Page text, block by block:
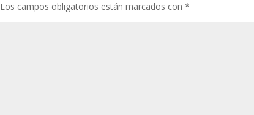
Los campos obligatorios están marcados con*